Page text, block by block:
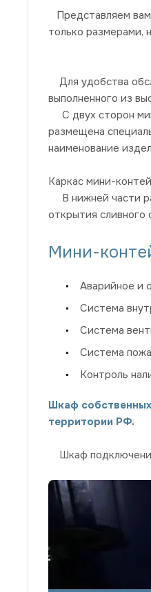
Представляем
только размерами,
Для удобства
выполненного из
С двух сторон
размещена
наименование
Каркас мини-
В нижней части
открытия сливного
Мини-
Аварийное и
Система
Система
Система
Контроль
Шкаф
территории РФ.
Шкаф